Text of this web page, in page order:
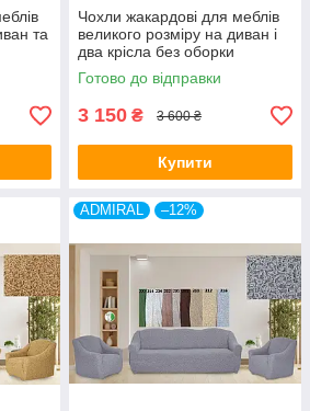
та
Чохли жакардові для меблів
великого розміру на диван і
два крісла без оборки
натяжні Venera молочний
Готово до відправки
3 150 ₴ 3 600 ₴
Купити
ADMIRAL –12%